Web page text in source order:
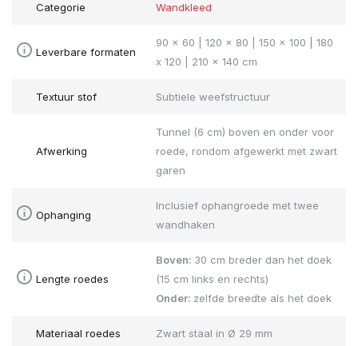
Categorie Wandkleed
Leverbare formaten
90 x 60 | 120 x 80 | 150 x 100 | 180
x 120 | 210 x 140 cm
Textuur stof Subtiele weefstructuur
Afwerking
Tunnel (6 cm) boven en onder voor
roede, rondom afgewerkt met zwart
garen
Ophanging
Inclusief ophangroede met twee
wandhaken
Lengte roedes
Boven: 30 cm breder dan het doek
(15 cm links en rechts)
Onder: zelfde breedte als het doek
Materiaal roedes Zwart staal in Ø 29 mm